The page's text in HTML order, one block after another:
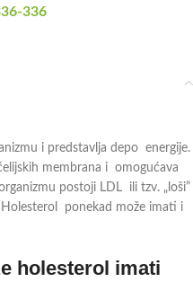
336
i predstavlja depo energije.
membrana i omogućava
postoji LDL ili tzv. „loši”
Holesterol ponekad može imati i
holesterol imati